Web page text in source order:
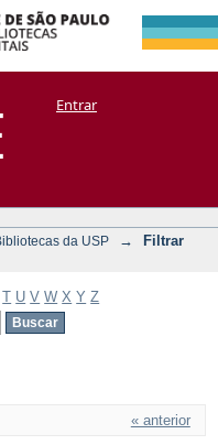
por:
CoriscoEntrar
da USP →
Filtrar
T U V W X Y Z
« anterior